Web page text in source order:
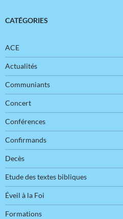
CATÉGORIES
ACE
Actualités
Communiants
Concert
Conférences
Confirmands
Decès
Etude des textes bibliques
Éveil à la Foi
Formations